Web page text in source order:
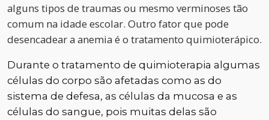
alguns tipos de traumas ou mesmo verminoses tão
comum na idade escolar. Outro fator que pode
desencadear a anemia é o tratamento quimioterápico.
Durante o tratamento de quimioterapia algumas
células do corpo são afetadas como as do
sistema de defesa, as células da mucosa e as
células do sangue, pois muitas delas são